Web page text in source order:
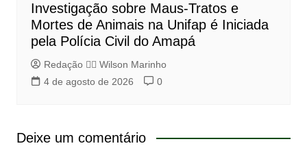
Investigação sobre Maus-Tratos e
Mortes de Animais na Unifap é Iniciada
pela Polícia Civil do Amapá
Redação 👨‍⚖️​ Wilson Marinho
4 de agosto de 2026
0
Deixe um comentário